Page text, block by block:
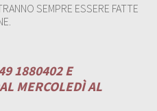
SEMPRE ESSERE FATTE
1880402 E
MERCOLEDÌ AL